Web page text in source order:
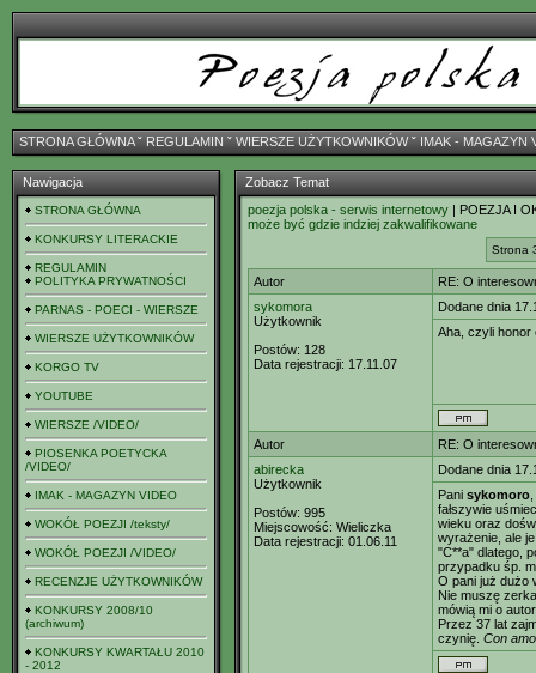
STRONA GŁÓWNAˇ REGULAMIN ˇ WIERSZE UŻYTKOWNIKÓWˇ IMAK - MAGAZYN
Nawigacja
STRONA GŁÓWNA
KONKURSY LITERACKIE
REGULAMIN
POLITYKA PRYWATNOŚCI
PARNAS - POECI - WIERSZE
WIERSZE UŻYTKOWNIKÓW
KORGO TV
YOUTUBE
WIERSZE /VIDEO/
PIOSENKA POETYCKA
/VIDEO/
IMAK - MAGAZYN VIDEO
WOKÓŁ POEZJI /teksty/
WOKÓŁ POEZJI /VIDEO/
RECENZJE UŻYTKOWNIKÓW
KONKURSY 2008/10
(archiwum)
KONKURSY KWARTAŁU 2010
- 2012
Zobacz Temat
poezja polska - serwis internetowy | POEZJA I
może być gdzie indziej zakwalifikowane
Strona
Autor
RE: O
sykomora
Użytkownik
Postów: 128
Data rejestracji: 17.11.07
Dodane dnia
Aha, czyli honor
Autor
RE: O
abirecka
Użytkownik
Postów: 995
Miejscowość: Wieliczka
Data rejestracji: 01.06.11
Dodane dnia
Pani sykomoro
fałszywie
wieku oraz
wyrażenie, ale
"C**a" dlatego,
przypadku śp.
O pani już dużo
Nie muszę
mówią mi o
Przez 37 lat
czynię. Con